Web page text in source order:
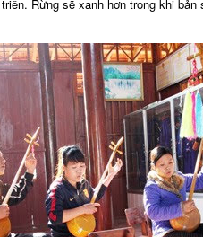
Rừng sẽ xanh hơn trong khi